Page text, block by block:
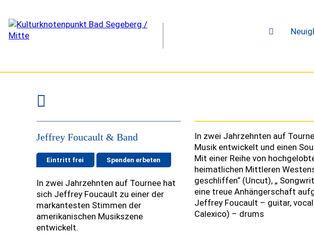
Jeffrey Foucault & Band
© Music-Werkstatt e.V.
Jeffrey Foucault & Band
Eintritt frei Spenden erbeten
In zwei Jahrzehnten auf Tournee hat
sich Jeffrey Foucault zu einer der
markantesten Stimmen der
amerikanischen Musikszene
entwickelt.
In zwei Jahrzehnten auf
Musik entwickelt und einen
Mit einer Reihe von
heimatlichen Mittleren
geschliffen“ (Uncut), „
eine treue Anhängerschaft
Jeffrey Foucault – guitar,
Calexico) – drums